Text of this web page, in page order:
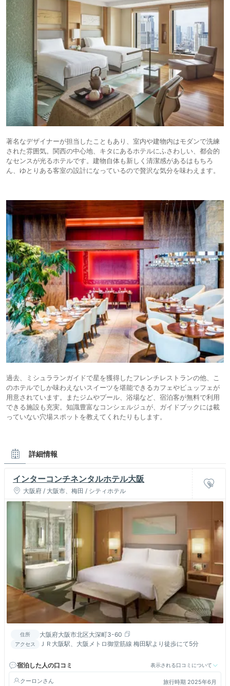
著名なデザイナーが担当したこともあり、室内や建物内はモダンで洗練
された雰囲気。関西の中心地、キタにあるホテルにふさわしい、都会的
なセンスが光るホテルです。建物自体も新しく清潔感があるはもちろ
ん、ゆとりある客室の設計になっているので贅沢な気分を味わえます。
過去、ミシュラランガイドで星を獲得したフレンチレストランの他、こ
のホテルでしか味わえないスイーツを堪能できるカフェやビュッフェが
用意されています。またジムやプール、浴場など、宿泊客が無料で利用
できる施設も充実。知識豊富なコンシェルジュが、ガイドブックには載
っていない穴場スポットを教えてくれたりもします。
詳細情報
インターコンチネンタルホテル大阪
大阪府 / 大阪市、梅田 / シティホテル
住所 大阪府大阪市北区大深町3-60
アクセス ＪＲ大阪駅、大阪メトロ御堂筋線 梅田駅より徒歩にて5分
宿泊した人の口コミ 表示される口コミについて
クーロン 旅行時期 2025年6月